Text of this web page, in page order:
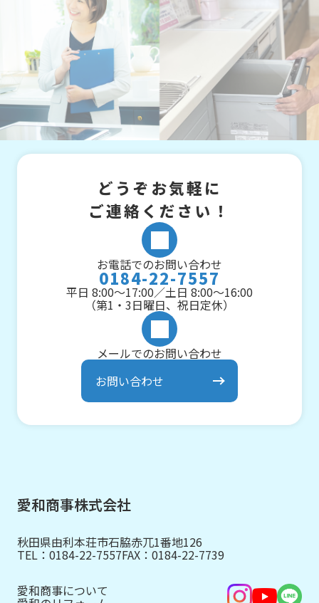
どうぞお気軽に
ご連絡ください！
お電話でのお問い合わせ
0184-22-7557
平日 8:00～17:00／土日 8:00～16:00
（第1・3日曜日、祝日定休）
メールでのお問い合わせ
お問い合わせ
愛和商事株式会社
秋田県由利本荘市石脇赤兀1番地126
TEL： 0184-22-7557FAX：0184-22-7739
愛和商事について